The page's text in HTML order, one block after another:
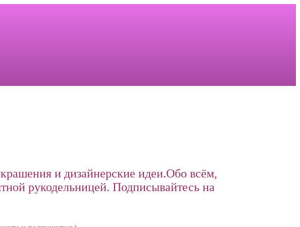
и дизайнерские идеи.Обо всём,
рукодельницей. Подписывайтесь на